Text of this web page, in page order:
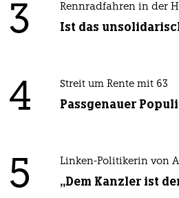
3 Rennradfahren in der
Ist das
4 Streit um Rente mit 63
Passgenauer
5 Linken-Politikerin von
„Dem Kanzler ist